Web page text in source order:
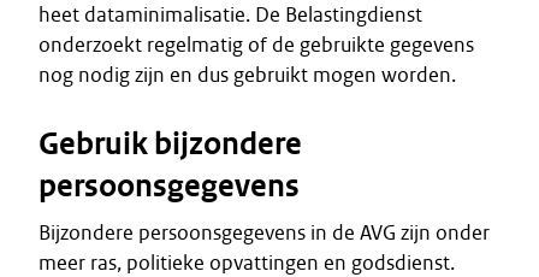
heet dataminimalisatie. De Belastingdienst
onderzoekt regelmatig of de gebruikte gegevens
nog nodig zijn en dus gebruikt mogen worden.
Gebruik bijzondere
persoonsgegevens
Bijzondere persoonsgegevens in de AVG zijn onder
meer ras, politieke opvattingen en godsdienst.